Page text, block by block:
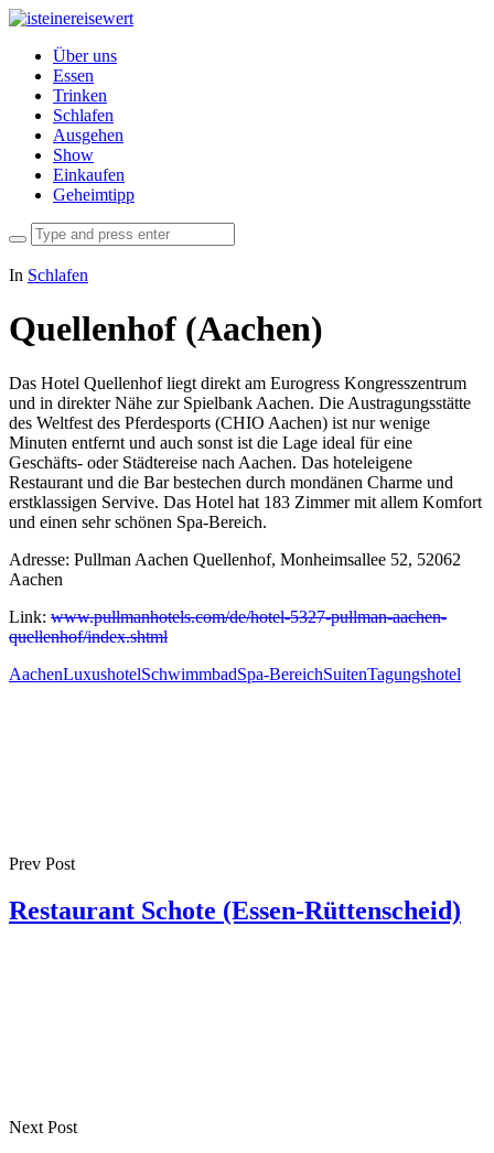
Über uns
Essen
Trinken
Schlafen
Ausgehen
Show
Einkaufen
Geheimtipp
In Schlafen
Quellenhof (Aachen)
Das Hotel Quellenhof liegt direkt am Eurogress Kongresszentrum
und in direkter Nähe zur Spielbank Aachen. Die Austragungsstätte
des Weltfest des Pferdesports (CHIO Aachen) ist nur wenige
Minuten entfernt und auch sonst ist die Lage ideal für eine
Geschäfts- oder Städtereise nach Aachen. Das hoteleigene
Restaurant und die Bar bestechen durch mondänen Charme und
erstklassigen Servive. Das Hotel hat 183 Zimmer mit allem Komfort
und einen sehr schönen Spa-Bereich.
Adresse: Pullman Aachen Quellenhof, Monheimsallee 52, 52062
Aachen
Link: www.pullmanhotels.com/de/hotel-5327-pullman-aachen-
quellenhof/index.shtml
AachenLuxushotelSchwimmbadSpa-BereichSuitenTagungshotel
Prev Post
Restaurant Schote (Essen-Rüttenscheid)
Next Post